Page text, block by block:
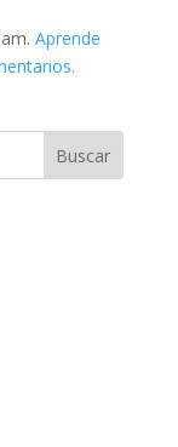
Aprende